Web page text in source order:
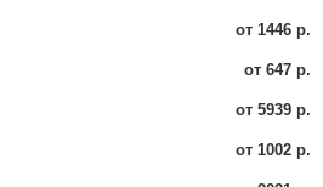
от 1446 р.
от 647 р.
от 5939 р.
от 1002 р.